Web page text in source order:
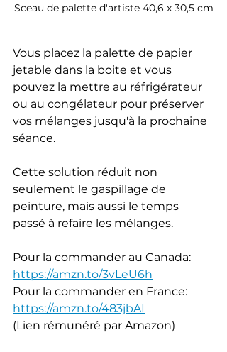
Sceau de palette d'artiste 40,6 x 30,5 cm
Vous placez la palette de papier
jetable dans la boite et vous
pouvez la mettre au réfrigérateur
ou au congélateur pour préserver
vos mélanges jusqu'à la prochaine
séance.
Cette solution réduit non
seulement le gaspillage de
peinture, mais aussi le temps
passé à refaire les mélanges.
Pour la commander au Canada:
https://amzn.to/3vLeU6h
Pour la commander en France:
https://amzn.to/483jbAI
(Lien rémunéré par Amazon)